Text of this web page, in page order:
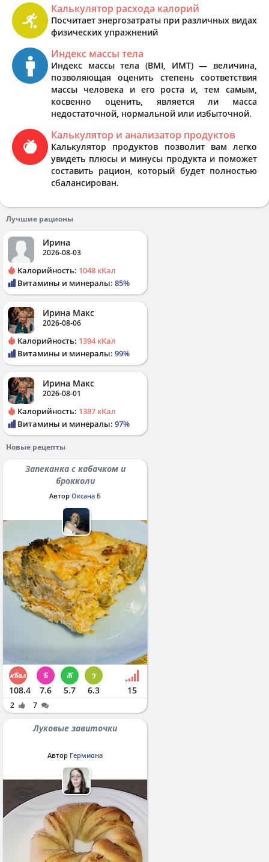
Калькулятор расхода калорий
Посчитает энергозатраты при различных видах
физических упражнений
Индекс массы тела
Индекс массы тела (BMI, ИМТ) — величина,
позволяющая оценить степень соответствия
массы человека и его роста и, тем самым,
косвенно оценить, является ли масса
недостаточной, нормальной или избыточной.
Калькулятор и анализатор продуктов
Калькулятор продуктов позволит вам легко
увидеть плюсы и минусы продукта и поможет
составить рацион, который будет полностью
сбалансирован.
Лучшие рационы
Ирина
2026-08-03
Калорийность: 1048 кКал
Витамины и минералы: 85%
Ирина Макс
2026-08-06
Калорийность: 1394 кКал
Витамины и минералы: 99%
Ирина Макс
2026-08-01
Калорийность: 1387 кКал
Витамины и минералы: 97%
Новые рецепты
Запеканка с кабачком и
брокколи
Автор Оксана Б
108.4 7.6 5.7 6.3 15
2 7
Луковые завиточки
Автор Гермиона